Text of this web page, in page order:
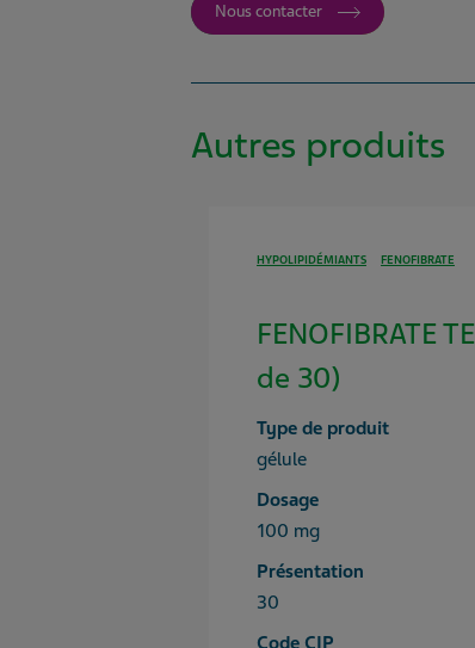
Nous contacter
Autres produits
HYPOLIPIDÉMIANTS FENOFIBRATE
FENOFIBRATE
de 30)
Type de produit
gélule
Dosage
100 mg
Présentation
30
Code CIP